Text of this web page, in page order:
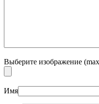
Выберите изображение
Имя